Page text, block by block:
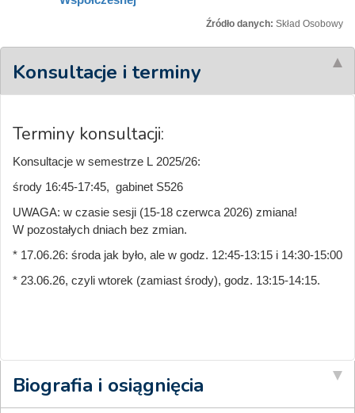
Źródło danych: Skład Osobowy
Konsultacje i terminy
Terminy konsultacji:
Konsultacje w semestrze L 2025/26:
środy 16:45-17:45, gabinet S526
UWAGA: w czasie sesji (15-18 czerwca 2026) zmiana!
W pozostałych dniach bez zmian.
* 17.06.26: środa jak było, ale w godz. 12:45-13:15 i 14:30-15:00
* 23.06.26, czyli wtorek (zamiast środy), godz. 13:15-14:15.
Biografia i osiągnięcia